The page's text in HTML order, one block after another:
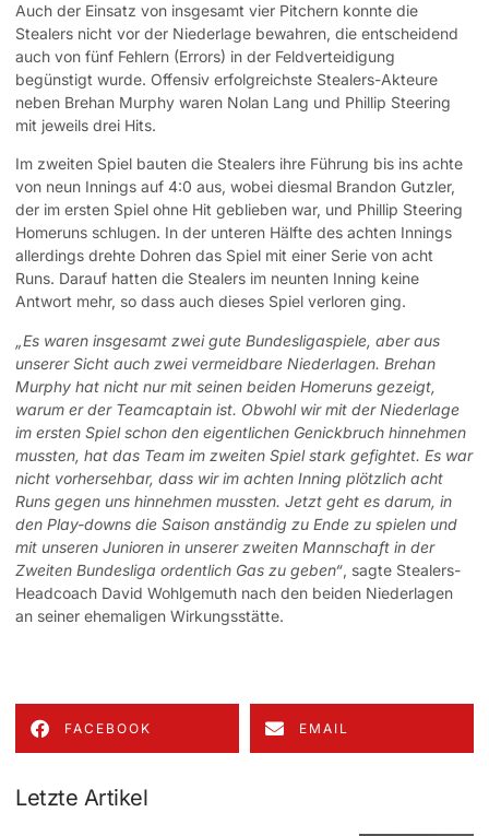
Auch der Einsatz von insgesamt vier Pitchern konnte die
Stealers nicht vor der Niederlage bewahren, die entscheidend
auch von fünf Fehlern (Errors) in der Feldverteidigung
begünstigt wurde. Offensiv erfolgreichste Stealers-Akteure
neben Brehan Murphy waren Nolan Lang und Phillip Steering
mit jeweils drei Hits.
Im zweiten Spiel bauten die Stealers ihre Führung bis ins achte
von neun Innings auf 4:0 aus, wobei diesmal Brandon Gutzler,
der im ersten Spiel ohne Hit geblieben war, und Phillip Steering
Homeruns schlugen. In der unteren Hälfte des achten Innings
allerdings drehte Dohren das Spiel mit einer Serie von acht
Runs. Darauf hatten die Stealers im neunten Inning keine
Antwort mehr, so dass auch dieses Spiel verloren ging.
„Es waren insgesamt zwei gute Bundesligaspiele, aber aus
unserer Sicht auch zwei vermeidbare Niederlagen. Brehan
Murphy hat nicht nur mit seinen beiden Homeruns gezeigt,
warum er der Teamcaptain ist. Obwohl wir mit der Niederlage
im ersten Spiel schon den eigentlichen Genickbruch hinnehmen
mussten, hat das Team im zweiten Spiel stark gefightet. Es war
nicht vorhersehbar, dass wir im achten Inning plötzlich acht
Runs gegen uns hinnehmen mussten. Jetzt geht es darum, in
den Play-downs die Saison anständig zu Ende zu spielen und
mit unseren Junioren in unserer zweiten Mannschaft in der
Zweiten Bundesliga ordentlich Gas zu geben“, sagte Stealers-
Headcoach David Wohlgemuth nach den beiden Niederlagen
an seiner ehemaligen Wirkungsstätte.
FACEBOOK EMAIL
Letzte Artikel